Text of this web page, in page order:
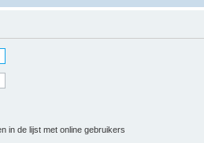
in de lijst met online gebruikers